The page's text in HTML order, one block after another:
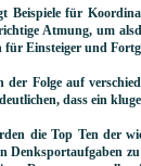
Beispiele für
Atmung, um
für Einsteiger und
der Folge auf
dass ein
die Top Ten der
Denksportaufgaben